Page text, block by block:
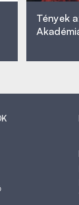
Tények